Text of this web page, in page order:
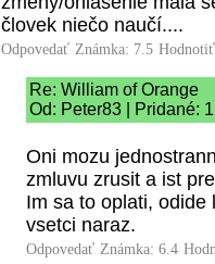
človek niečo naučí....
Odpovedať Známka: 7.5
Re: William of Orange
Od: Peter83 | Pridané:
Oni mozu
zmluvu zrusit a ist
Im sa to oplati, odide
vsetci naraz.
Odpovedať Známka: 6.4